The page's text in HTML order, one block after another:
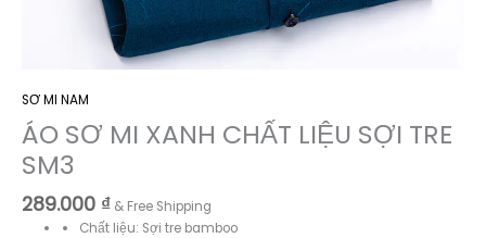
SƠ MI NAM
ÁO SƠ MI XANH CHẤT LIỆU SỢI TRE
SM3
289.000 ₫ & Free Shipping
Chất liệu: Sợi tre bamboo